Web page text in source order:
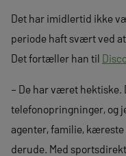
Det har imidlertid ikke
periode haft svært ved
Det fortæller han til
– De har været
telefonopringninger, og
agenter, familie,
derude. Med